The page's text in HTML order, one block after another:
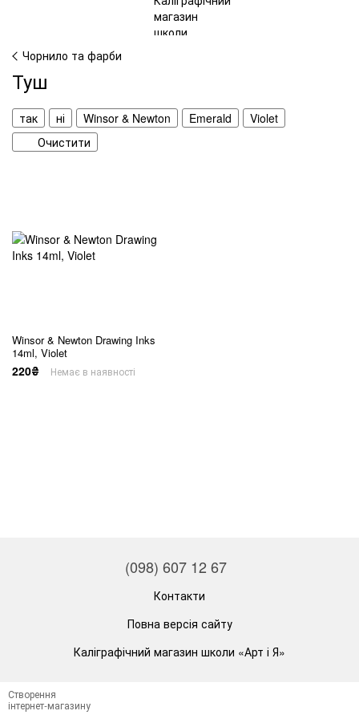
Чорнило та фарби
Туш
так ні Winsor & Newton Emerald
Violet
Очистити
Winsor & Newton Drawing Inks
14ml, Violet
220₴ Немає в наявності
(098) 607 12 67
Контакти
Повна версія сайту
Каліграфічний магазин школи «Арт і Я»
Створення
інтернет-магазину